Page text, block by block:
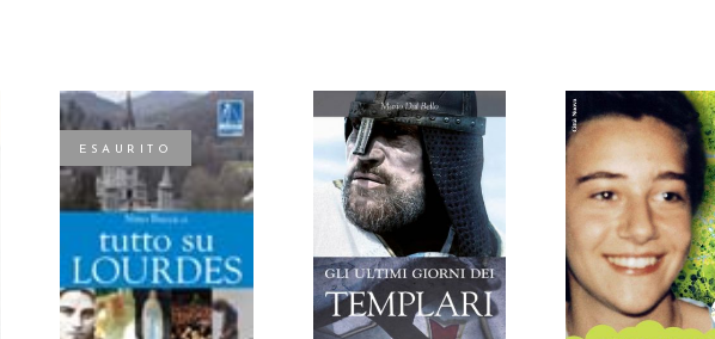
ESAURITO
LEGGI TUTTO
AGGIUNGI AL
CARRELLO
AGGIUNGI AL
CARRELLO